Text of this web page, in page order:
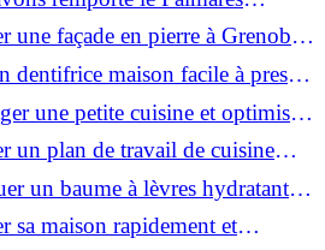
: les coulisses du projet primé
une façade en pierre à Grenoble
et conseils
dentifrice maison facile à presser
une petite cuisine et optimiser
?
un plan de travail de cuisine
étape par étape
un baume à lèvres hydratant et
sa maison rapidement et